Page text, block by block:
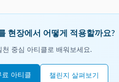
현장에서 어떻게 적용할까요?
천 중심 아티클로 배워보세요.
료 아티클 챌린지 살펴보기